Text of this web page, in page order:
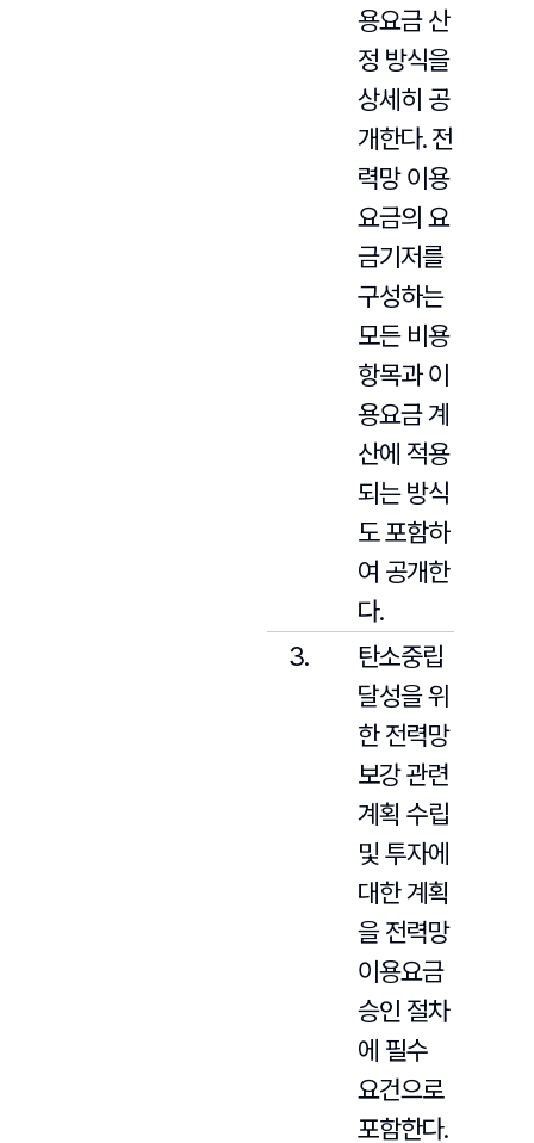
용요금 산
정 방식을
상세히 공
개한다. 전
력망 이용
요금의 요
금기저를
구성하는
모든 비용
항목과 이
용요금 계
산에 적용
되는 방식
도 포함하
여 공개한
다.
탄소중립
달성을 위
한 전력망
보강 관련
계획 수립
및 투자에
대한 계획
을 전력망
이용요금
승인 절차
에 필수
요건으로
포함한다.